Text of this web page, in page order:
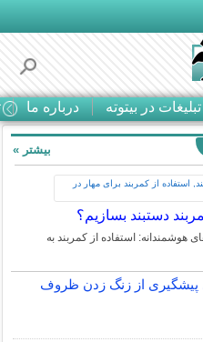
تبلیغات در بیتوته درباره ما
دستبند بسازیم؟
هوشمندانه: استفاده از کمربند به
پیشگیری از زنگ زدن ظروف
بیشتر »